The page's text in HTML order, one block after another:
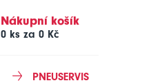
Nákupní košík
0 ks za 0 Kč
PNEUSERVIS